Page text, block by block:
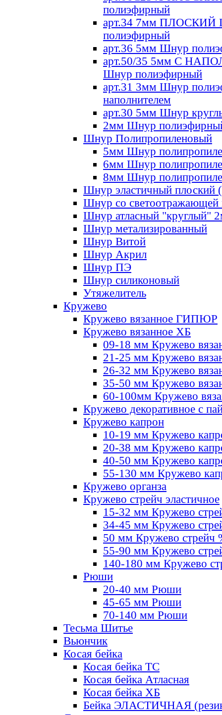
полиэфирный
арт.34 7мм ПЛОСКИЙ
полиэфирный
арт.36 5мм Шнур
арт.50/35 5мм С
Шнур полиэфирный
арт.31 3мм Шнур
наполнителем
арт.30 5мм Шнур
2мм Шнур
Шнур Полипропиленовый
5мм Шнур
6мм Шнур
8мм Шнур
Шнур эластичный плоский
Шнур со светоотражающей
Шнур атласный "круглый"
Шнур метализированный
Шнур Витой
Шнур Акрил
Шнур ПЭ
Шнур силиконовый
Утяжелитель
Кружево
Кружево вязанное ГИПЮР
Кружево вязанное ХБ
09-18 мм Кружево
21-25 мм Кружево
26-32 мм Кружево
35-50 мм Кружево
60-100мм Кружево
Кружево декоративное с
Кружево капрон
10-19 мм Кружево
20-38 мм Кружево
40-50 мм Кружево
55-130 мм Кружево
Кружево органза
Кружево стрейч эластичное
15-32 мм Кружево
34-45 мм Кружево
50 мм Кружево стрейч
55-90 мм Кружево
140-180 мм Кружево
Рюши
20-40 мм Рюши
45-65 мм Рюши
70-140 мм Рюши
Тесьма Шитье
Вьюнчик
Косая бейка
Косая бейка ТС
Косая бейка Атласная
Косая бейка ХБ
Бейка ЭЛАСТИЧНАЯ